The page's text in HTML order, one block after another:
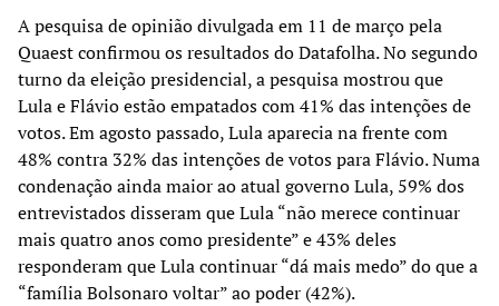
A pesquisa de opinião divulgada em 11 de março pela
Quaest confirmou os resultados do Datafolha. No segundo
turno da eleição presidencial, a pesquisa mostrou que
Lula e Flávio estão empatados com 41% das intenções de
votos. Em agosto passado, Lula aparecia na frente com
48% contra 32% das intenções de votos para Flávio. Numa
condenação ainda maior ao atual governo Lula, 59% dos
entrevistados disseram que Lula “não merece continuar
mais quatro anos como presidente” e 43% deles
responderam que Lula continuar “dá mais medo” do que a
“família Bolsonaro voltar” ao poder (42%).